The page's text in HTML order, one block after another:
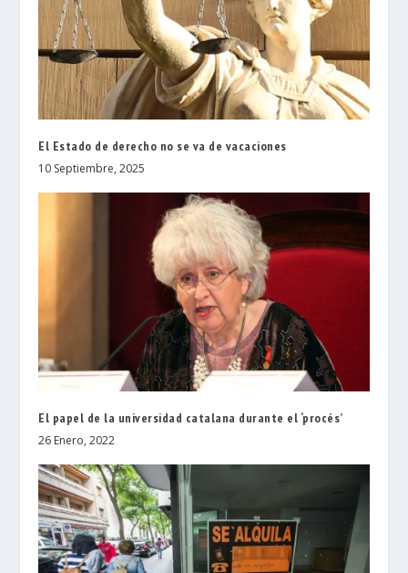
El Estado de derecho no se va de vacaciones
10 Septiembre, 2025
El papel de la universidad catalana durante el ‘procés’
26 Enero, 2022